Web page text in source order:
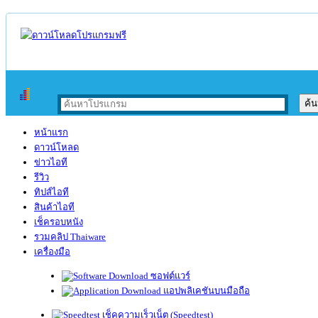
หน้าแรก
ดาวน์โหลด
ข่าวไอที
รีวิว
ทิปส์ไอที
สินค้าไอที
เช็ครอบหนัง
รวมคลิป Thaiware
เครื่องมือ
ซอฟต์แวร์
แอปพลิเคชันบนมือถือ
เช็คความเร็วเน็ต (Speedtest)